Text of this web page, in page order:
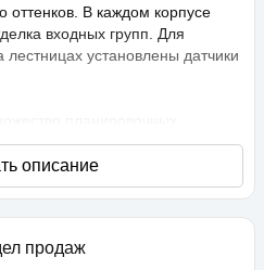
оттенков. В каждом корпусе
входных групп. Для
лестницах установлены датчики
планировочных
как классического типа, так и
с подчистовой отделкой,
2,75 метра. В квартирах